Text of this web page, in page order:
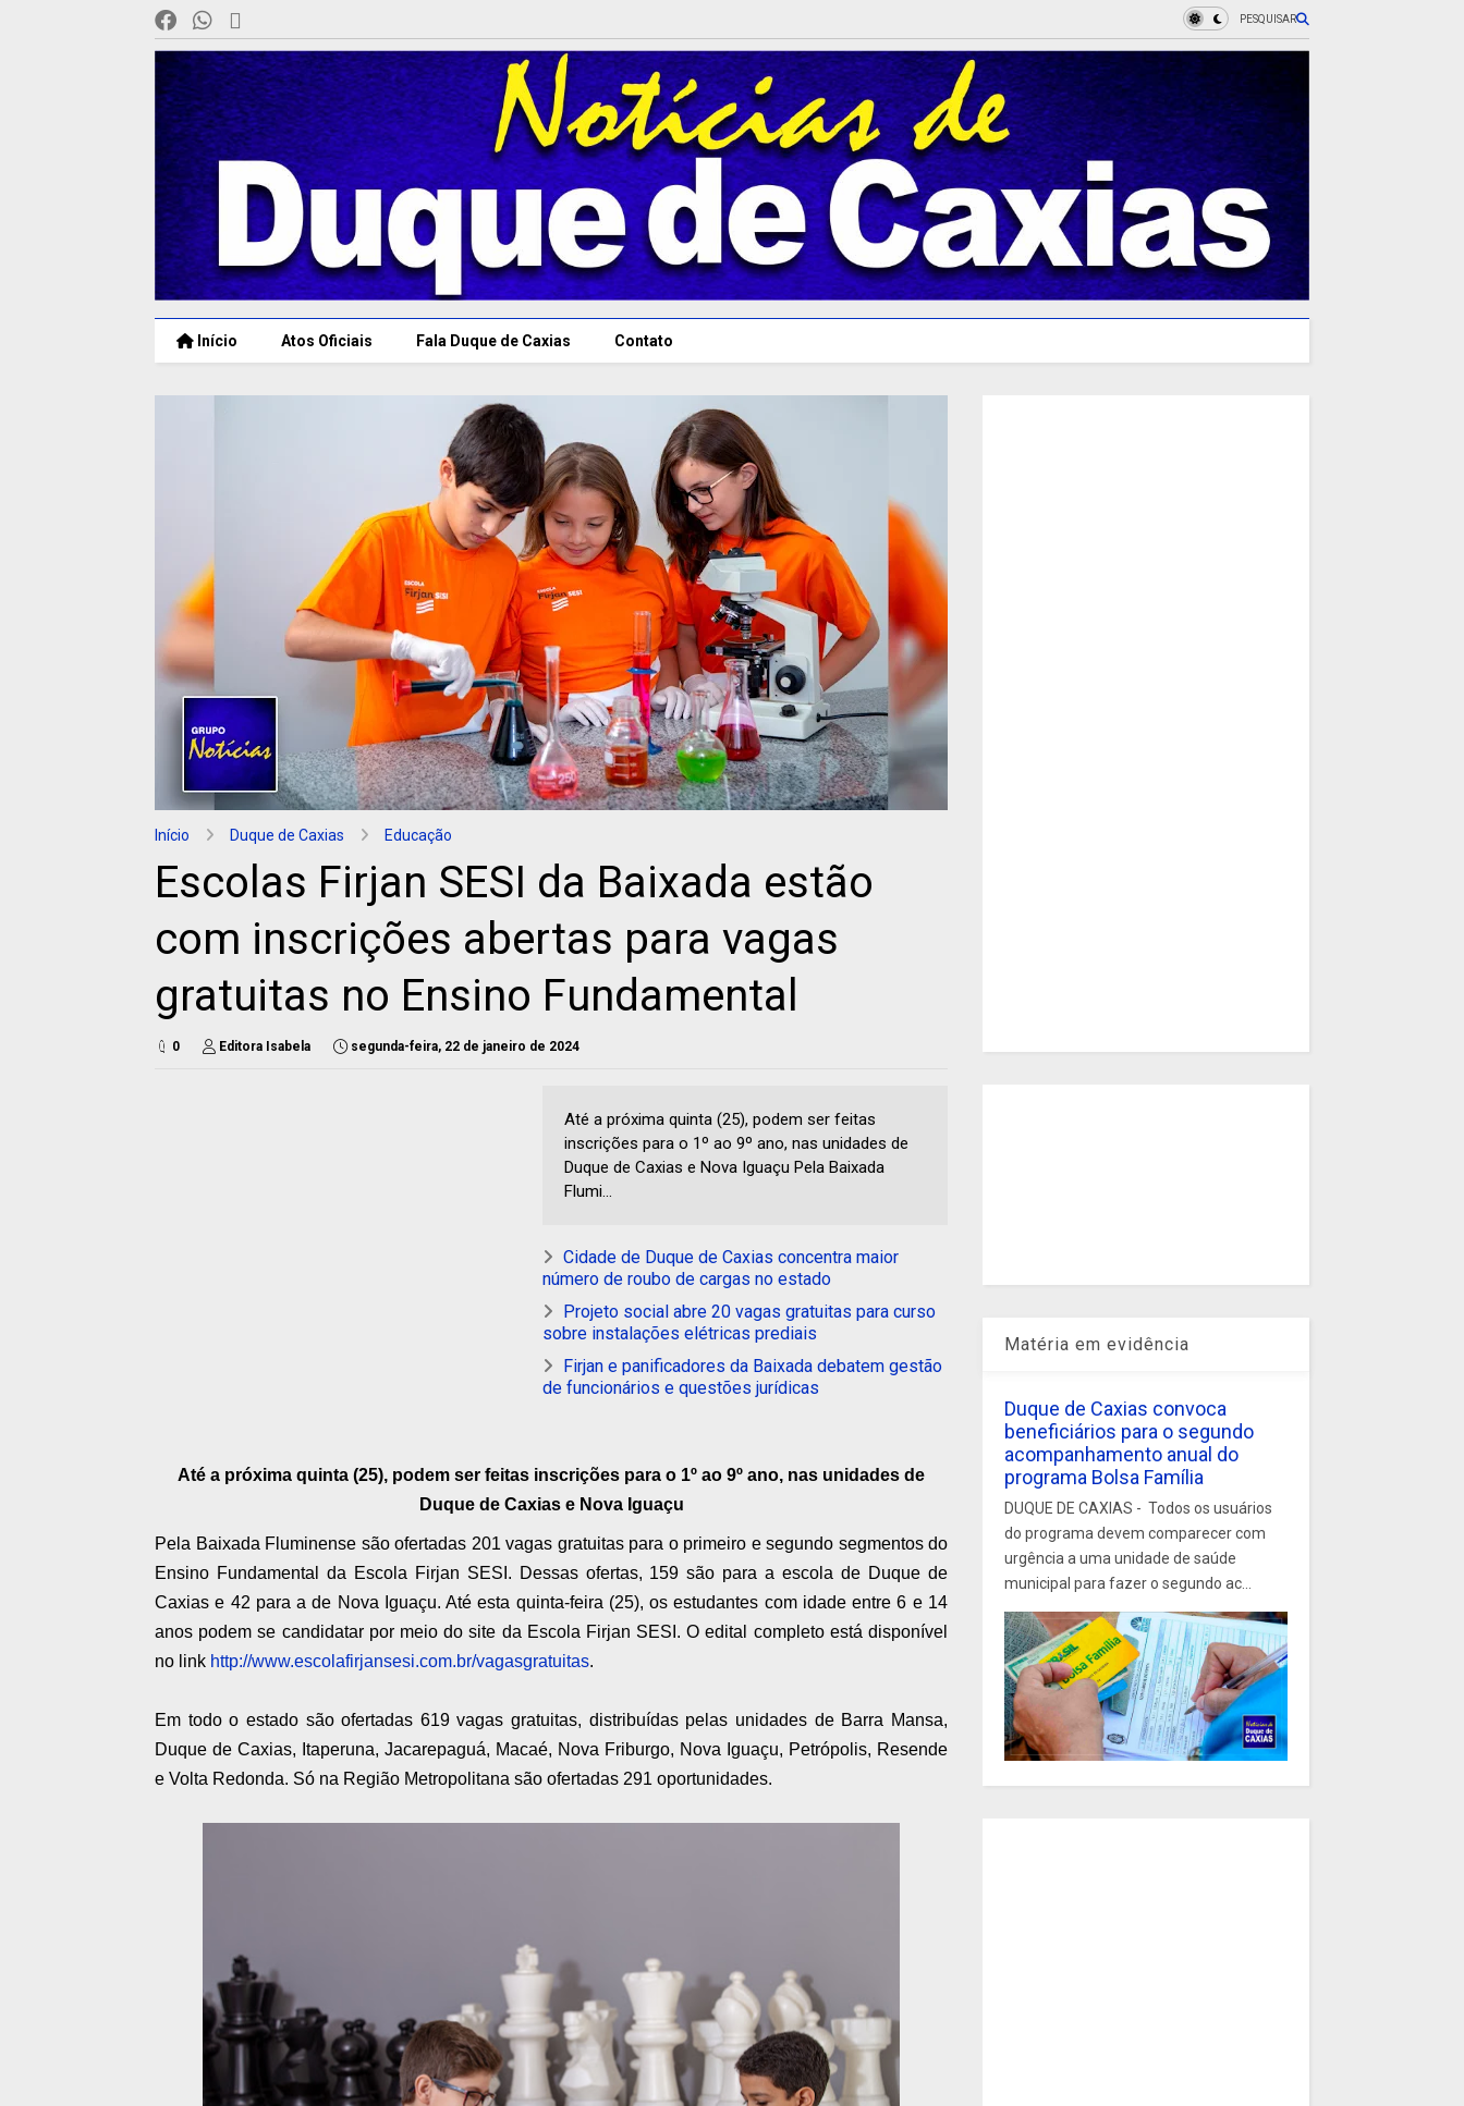
PESQUISAR
Início Atos Oficiais Fala Duque de Caxias Contato
Início Duque de Caxias Educação
Escolas Firjan SESI da Baixada estão
com inscrições abertas para vagas
gratuitas no Ensino Fundamental
0 Editora Isabela segunda-feira, 22 de janeiro de 2024
Até a próxima quinta (25), podem ser feitas
inscrições para o 1º ao 9º ano, nas unidades de
Duque de Caxias e Nova Iguaçu Pela Baixada
Flumi...
Cidade de Duque de Caxias concentra maior
número de roubo de cargas no estado
Projeto social abre 20 vagas gratuitas para curso
sobre instalações elétricas prediais
Firjan e panificadores da Baixada debatem gestão
de funcionários e questões jurídicas
Até a próxima quinta (25), podem ser feitas inscrições para o 1º ao 9º ano, nas unidades de
Duque de Caxias e Nova Iguaçu
Pela Baixada Fluminense são ofertadas 201 vagas gratuitas para o primeiro e segundo segmentos do
Ensino Fundamental da Escola Firjan SESI. Dessas ofertas, 159 são para a escola de Duque de
Caxias e 42 para a de Nova Iguaçu. Até esta quinta-feira (25), os estudantes com idade entre 6 e 14
anos podem se candidatar por meio do site da Escola Firjan SESI. O edital completo está disponível
no link http://www.escolafirjansesi.com.br/vagasgratuitas.
Em todo o estado são ofertadas 619 vagas gratuitas, distribuídas pelas unidades de Barra Mansa,
Duque de Caxias, Itaperuna, Jacarepaguá, Macaé, Nova Friburgo, Nova Iguaçu, Petrópolis, Resende
e Volta Redonda. Só na Região Metropolitana são ofertadas 291 oportunidades.
Matéria em evidência
Duque de Caxias convoca
beneficiários para o segundo
acompanhamento anual do
programa Bolsa Família
DUQUE DE CAXIAS - Todos os usuários
do programa devem comparecer com
urgência a uma unidade de saúde
municipal para fazer o segundo ac...